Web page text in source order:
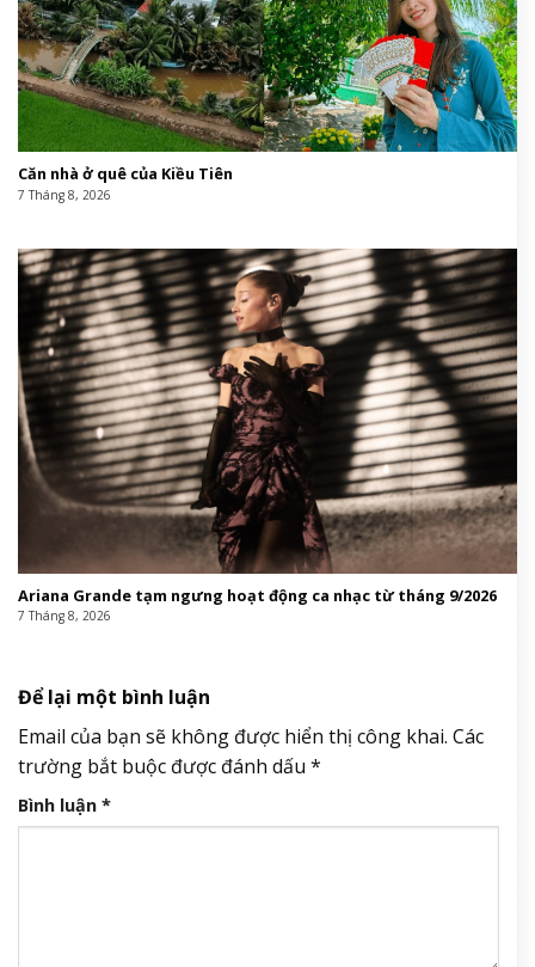
Căn nhà ở quê của Kiều Tiên
7 Tháng 8, 2026
Ariana Grande tạm ngưng hoạt động ca nhạc từ tháng 9/2026
7 Tháng 8, 2026
Để lại một bình luận
Email của bạn sẽ không được hiển thị công khai. Các
trường bắt buộc được đánh dấu *
Bình luận *